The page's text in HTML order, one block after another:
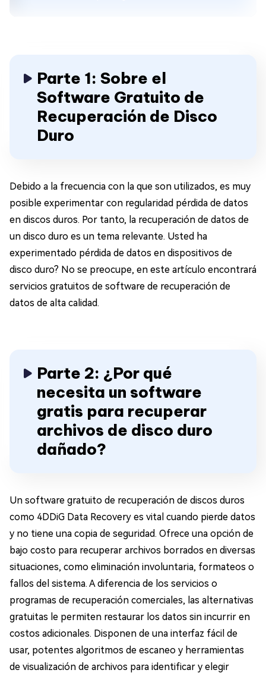
Parte 1: Sobre el
Software Gratuito de
Recuperación de Disco
Duro
Debido a la frecuencia con la que son utilizados, es muy
posible experimentar con regularidad pérdida de datos
en discos duros. Por tanto, la recuperación de datos de
un disco duro es un tema relevante. Usted ha
experimentado pérdida de datos en dispositivos de
disco duro? No se preocupe, en este artículo encontrará
servicios gratuitos de software de recuperación de
datos de alta calidad.
Parte 2: ¿Por qué
necesita un software
gratis para recuperar
archivos de disco duro
dañado?
Un software gratuito de recuperación de discos duros
como 4DDiG Data Recovery es vital cuando pierde datos
y no tiene una copia de seguridad. Ofrece una opción de
bajo costo para recuperar archivos borrados en diversas
situaciones, como eliminación involuntaria, formateos o
fallos del sistema. A diferencia de los servicios o
programas de recuperación comerciales, las alternativas
gratuitas le permiten restaurar los datos sin incurrir en
costos adicionales. Disponen de una interfaz fácil de
usar, potentes algoritmos de escaneo y herramientas
de visualización de archivos para identificar y elegir